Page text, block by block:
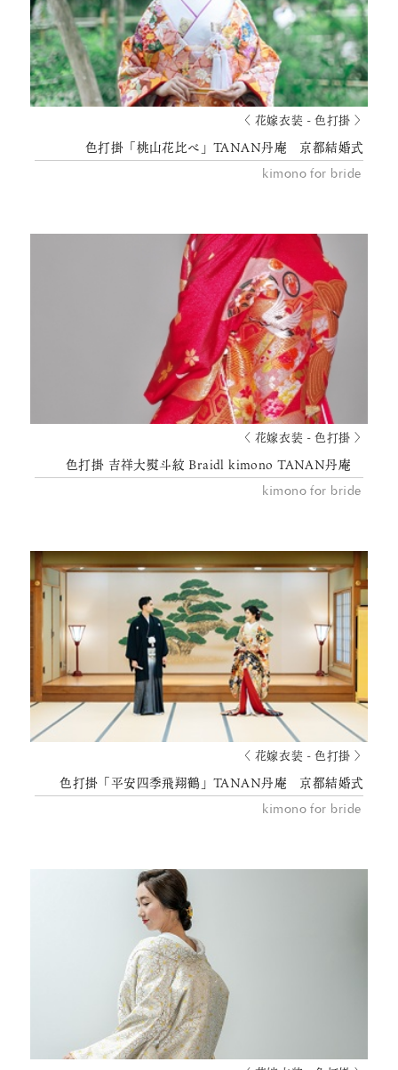
〈 花嫁衣装 - 色打掛 〉
色打掛「桃山花比べ」TANAN丹庵 京都結婚式
kimono for bride
〈 花嫁衣装 - 色打掛 〉
色打掛 吉祥大熨斗紋 Braidl kimono TANAN丹庵
kimono for bride
〈 花嫁衣装 - 色打掛 〉
色打掛「平安四季飛翔鶴」TANAN丹庵 京都結婚式
kimono for bride